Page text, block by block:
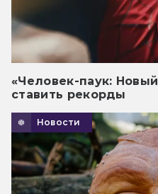
«Человек-паук:
ставить рекорды
Новости